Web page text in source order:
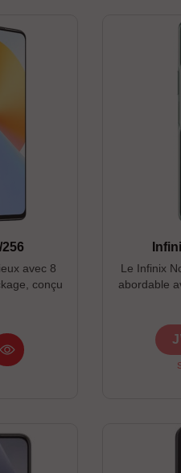
avec 8
conçu
en haute
Le Infinix
abordable
un